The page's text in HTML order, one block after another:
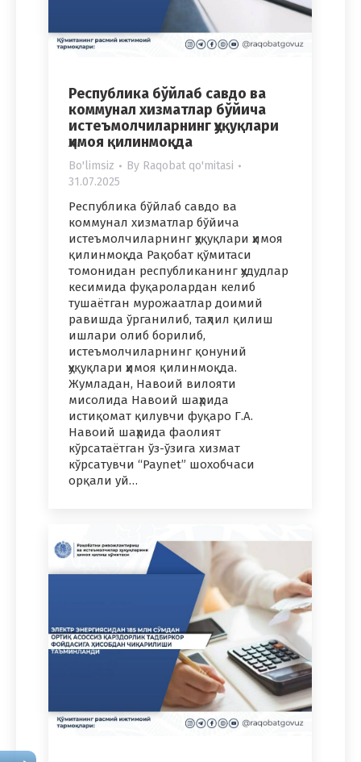
Республика бўйлаб савдо ва
коммунал хизматлар бўйича
истеъмолчиларнинг ҳуқуқлари
ҳимоя қилинмоқда
Bo'limsiz By Raqobat qo'mitasi
31.07.2025
Республика бўйлаб савдо ва
коммунал хизматлар бўйича
истеъмолчиларнинг ҳуқуқлари ҳимоя
қилинмоқда Рақобат қўмитаси
томонидан республиканинг ҳудудлар
кесимида фуқаролардан келиб
тушаётган мурожаатлар доимий
равишда ўрганилиб, таҳлил қилиш
ишлари олиб борилиб,
истеъмолчиларнинг қонуний
ҳуқуқлари ҳимоя қилинмоқда.
Жумладан, Навоий вилояти
мисолида Навоий шаҳрида
истиқомат қилувчи фуқаро Г.А.
Навоий шаҳрида фаолият
кўрсатаётган ўз-ўзига хизмат
кўрсатувчи “Paynet” шохобчаси
орқали уй…